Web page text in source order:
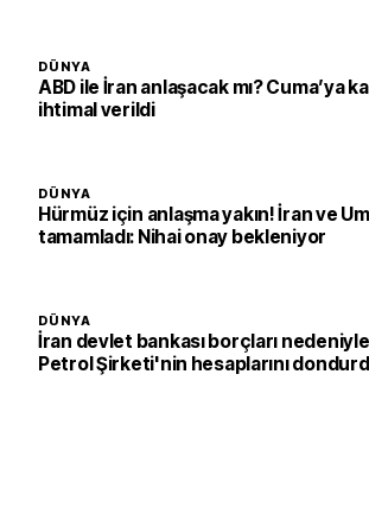
DÜNYA
ABD ile İran anlaşacak mı? Cuma’ya
ihtimal verildi
DÜNYA
Hürmüz için anlaşma yakın! İran ve
tamamladı: Nihai onay bekleniyor
DÜNYA
İran devlet bankası borçları
Petrol Şirketi'nin hesaplarını